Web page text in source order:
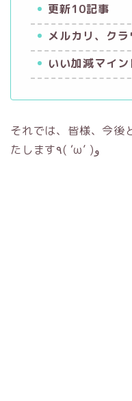
更新10記事
メルカリ、ク
いい加減マイ
それでは、皆様、今後
たします٩( ‘ω’ )و